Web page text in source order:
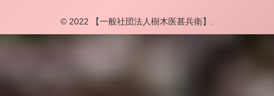
© 2022 【一般社団法人樹木医甚兵衛】.